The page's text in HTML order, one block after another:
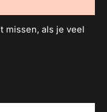
missen, als je veel